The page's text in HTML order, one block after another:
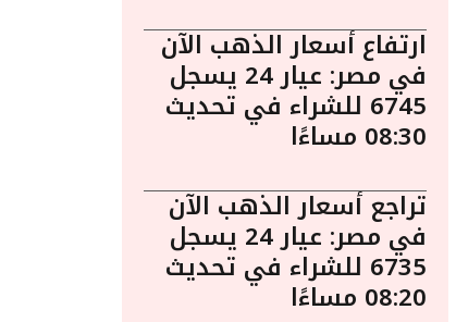
ارتفاع أسعار الذهب الآن
في مصر: عيار 24 يسجل
6745 للشراء في تحديث
08:30 مساءًا
تراجع أسعار الذهب الآن
في مصر: عيار 24 يسجل
6735 للشراء في تحديث
08:20 مساءًا